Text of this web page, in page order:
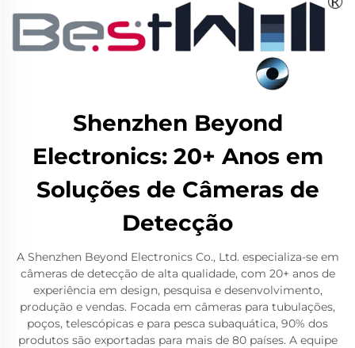
Shenzhen Beyond
Electronics: 20+ Anos em
Soluções de Câmeras de
Detecção
A Shenzhen Beyond Electronics Co., Ltd. especializa-se em
câmeras de detecção de alta qualidade, com 20+ anos de
experiência em design, pesquisa e desenvolvimento,
produção e vendas. Focada em câmeras para tubulações,
poços, telescópicas e para pesca subaquática, 90% dos
produtos são exportadas para mais de 80 países. A equipe